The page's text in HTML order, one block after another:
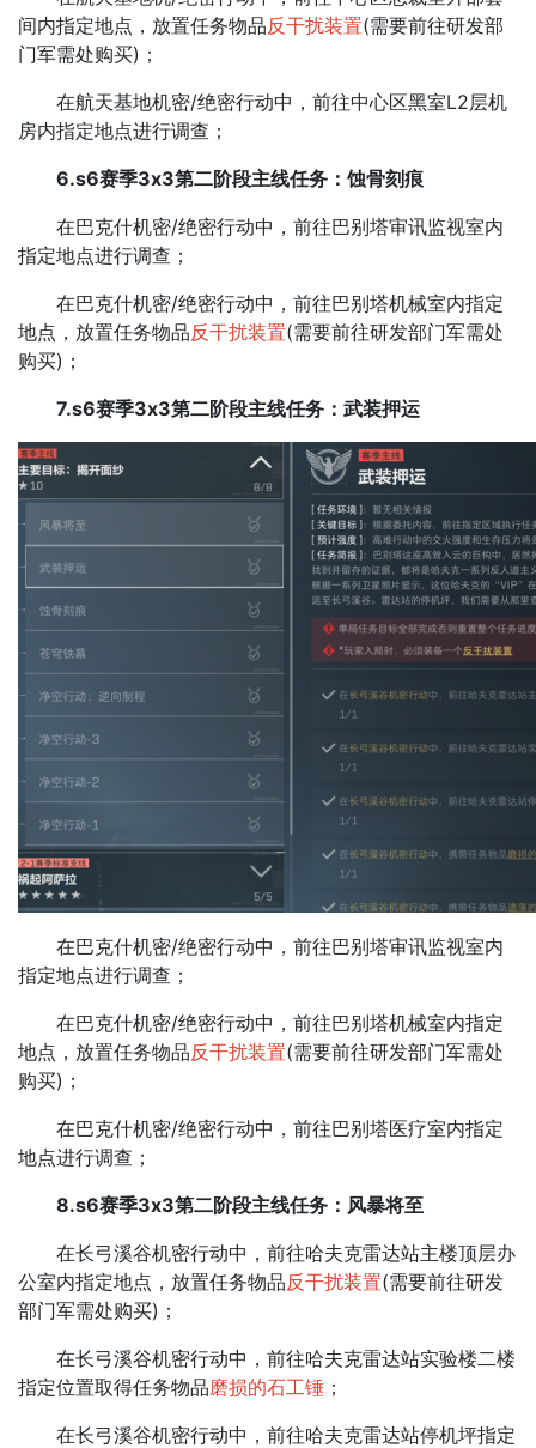
间内指定地点，放置任务物品反干扰装置(需要前往研发部
门军需处购买)；
在航天基地机密/绝密行动中，前往中心区黑室L2层机
房内指定地点进行调查；
6.s6赛季3x3第二阶段主线任务：蚀骨刻痕
在巴克什机密/绝密行动中，前往巴别塔审讯监视室内
指定地点进行调查；
在巴克什机密/绝密行动中，前往巴别塔机械室内指定
地点，放置任务物品反干扰装置(需要前往研发部门军需处
购买)；
7.s6赛季3x3第二阶段主线任务：武装押运
在巴克什机密/绝密行动中，前往巴别塔审讯监视室内
指定地点进行调查；
在巴克什机密/绝密行动中，前往巴别塔机械室内指定
地点，放置任务物品反干扰装置(需要前往研发部门军需处
购买)；
在巴克什机密/绝密行动中，前往巴别塔医疗室内指定
地点进行调查；
8.s6赛季3x3第二阶段主线任务：风暴将至
在长弓溪谷机密行动中，前往哈夫克雷达站主楼顶层办
公室内指定地点，放置任务物品反干扰装置(需要前往研发
部门军需处购买)；
在长弓溪谷机密行动中，前往哈夫克雷达站实验楼二楼
指定位置取得任务物品磨损的石工锤 ；
在长弓溪谷机密行动中，前往哈夫克雷达站停机坪指定